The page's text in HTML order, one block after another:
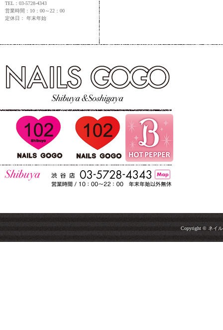
TEL：03-5728-4343
営業時間：10：00～22：00
定休日： 年末年始
Copyright © ネイル